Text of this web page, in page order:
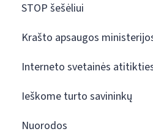
STOP šešėliui
Krašto apsaugos
Interneto svetainės
Ieškome turto savininkų
Nuorodos